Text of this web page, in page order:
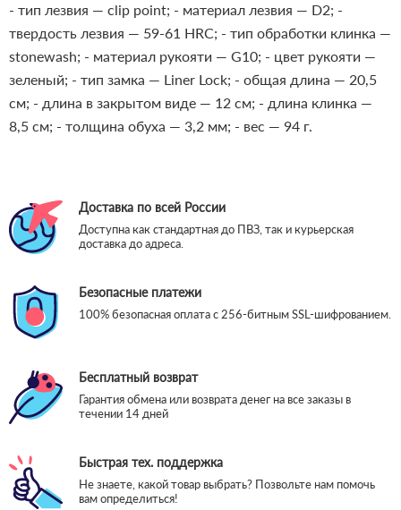
- тип лезвия — clip point; - материал лезвия — D2; -
твердость лезвия — 59-61 HRC; - тип обработки клинка —
stonewash; - материал рукояти — G10; - цвет рукояти —
зеленый; - тип замка — Liner Lock; - общая длина — 20,5
см; - длина в закрытом виде — 12 см; - длина клинка —
8,5 см; - толщина обуха — 3,2 мм; - вес — 94 г.
Доставка по всей России
Доступна как стандартная до ПВЗ, так и курьерская
доставка до адреса.
Безопасные платежи
100% безопасная оплата с 256-битным SSL-шифрованием.
Бесплатный возврат
Гарантия обмена или возврата денег на все заказы в
течении 14 дней
Быстрая тех. поддержка
Не знаете, какой товар выбрать? Позвольте нам помочь
вам определиться!